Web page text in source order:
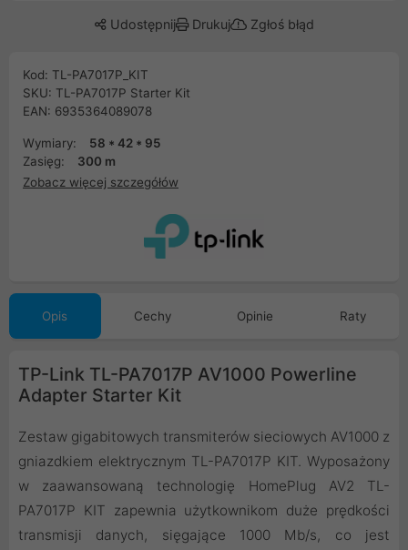
Udostępnij Drukuj Zgłoś błąd
Kod: TL-PA7017P_KIT
SKU: TL-PA7017P Starter Kit
EAN: 6935364089078
Wymiary:
58 * 42 * 95
Zasięg:
300 m
Zobacz więcej szczegółów
Opis Cechy Opinie Raty
TP-Link TL-PA7017P AV1000 Powerline
Adapter Starter Kit
Zestaw gigabitowych transmiterów sieciowych AV1000 z
gniazdkiem elektrycznym TL-PA7017P KIT. Wyposażony
w zaawansowaną technologię HomePlug AV2 TL-
PA7017P KIT zapewnia użytkownikom duże prędkości
transmisji danych, sięgające 1000 Mb/s, co jest